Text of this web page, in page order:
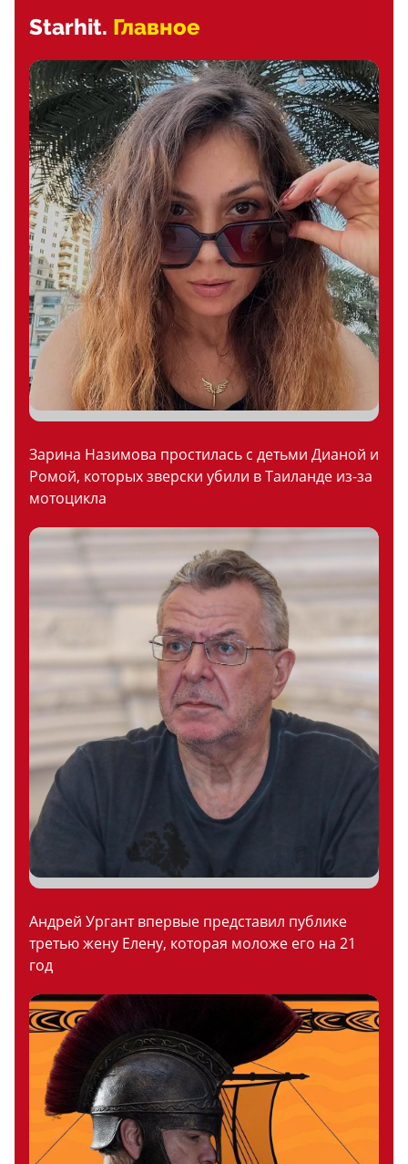
Starhit. Главное
Зарина Назимова простилась с детьми Дианой и
Ромой, которых зверски убили в Таиланде из-за
мотоцикла
Андрей Ургант впервые представил публике
третью жену Елену, которая моложе его на 21
год